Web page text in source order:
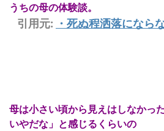
うちの母の体験談。
引用元: ・ 死ぬ程洒落になら
母は小さい頃から見えはしなかっ
いやだな」と感じるくらいの